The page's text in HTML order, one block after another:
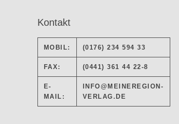
Kontakt
MOBIL: (0176) 234 594 33
FAX: (0441) 361 44 22-8
E-
MAIL:
INFO@MEINEREGION-
VERLAG.DE